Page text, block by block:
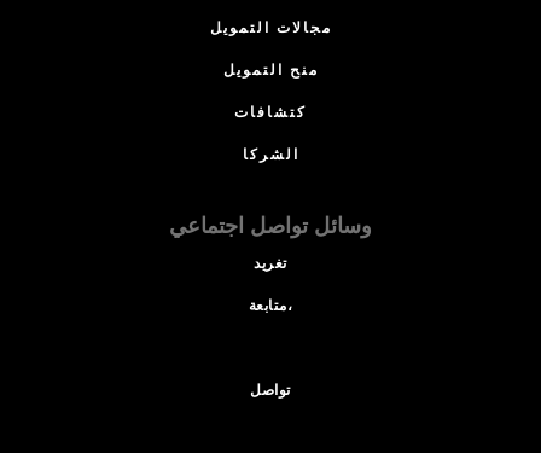
مجالات التمويل
منح التمويل
كتشافات
الشركا
وسائل تواصل اجتماعي
تغريد
متابعة،
تواصل